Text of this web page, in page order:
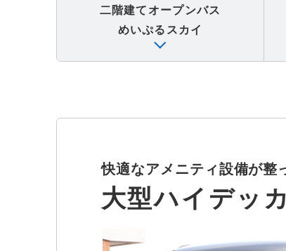
二階建てオープンバス
めいぷるスカイ
快適なアメニティ設備が整
大型ハイデッ